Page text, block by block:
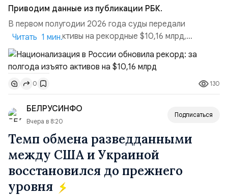
Приводим данные из публикации РБК.
В первом полугодии 2026 года суды передали
государству активы на рекордные $10,16 млрд,
подсчитали аналитики AK&M. Это в 2,5 раза больше,
чем за аналогичный период 2025 года ($3,95 млрд).
Всего зафиксировано 15 национализационных
транзакций, которые обеспечили 42,2% денежного
объёма всего российского рынка слияний и
поглощений. Крупнейшей ...
Читать 1 мин.
0 130
БЕЛРУСИНФО
Вчера в 8:20
Подписаться
Темп обмена разведданными
между США и Украиной
восстановился до прежнего
уровня